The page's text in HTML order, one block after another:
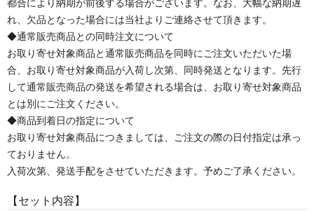
都合により納期が前後する場合がございます。なお、大幅な納期遅
れ、欠品となった場合には当社よりご連絡させて頂きます。
◆通常販売商品との同時注文について
お取り寄せ対象商品と通常販売商品を同時にご注文いただいた場
合、お取り寄せ対象商品が入荷し次第、同時発送となります。先行
して通常販売商品の発送を希望される場合は、お取り寄せ対象商品
とは別にご注文ください。
◆商品到着日の指定について
お取り寄せ対象商品につきましては、ご注文の際の日付指定は承っ
ておりません。
入荷次第、発送手配をさせていただきます。予めご了承ください。
【セット内容】